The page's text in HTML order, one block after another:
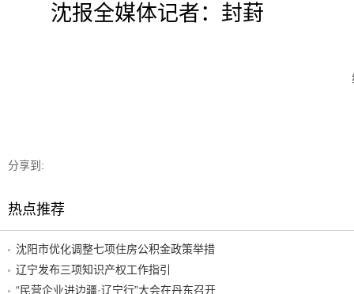
沈报全媒体记者：封葑
分享到:
热点推荐
沈阳市优化调整七项住房公积金政策举措
辽宁发布三项知识产权工作指引
“民营企业进边疆·辽宁行”大会在丹东召开